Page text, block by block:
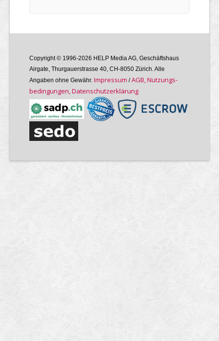
Copyright © 1996-2026 HELP Media AG, Geschäftshaus
Airgate, Thurgauer­strasse 40, CH-8050 Zürich. Alle
Angaben ohne Gewähr. Im­pres­sum /AGB, Nutzungs­
bedin­gungen, Daten­schutz­er­klärung